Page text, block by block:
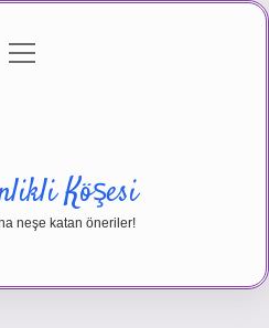
Politikası
menüyü
Köşesi
neşe katan öneriler!